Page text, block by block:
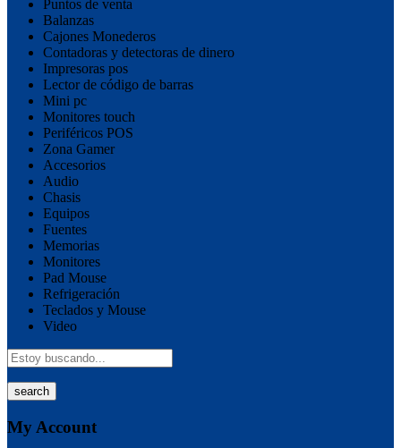
Puntos de venta
Balanzas
Cajones Monederos
Contadoras y detectoras de dinero
Impresoras pos
Lector de código de barras
Mini pc
Monitores touch
Periféricos POS
Zona Gamer
Accesorios
Audio
Chasis
Equipos
Fuentes
Memorias
Monitores
Pad Mouse
Refrigeración
Teclados y Mouse
Video
search
My Account